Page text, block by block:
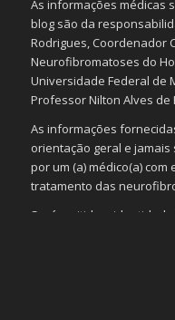
As informações médicas
blog são da
Rodrigues, Coordenador
Neurofibromatoses do
Universidade Federal de
Professor Nilton Alves de
As informações
orientação geral e
por um (a) médico(a)
tratamento das
Será omitida a